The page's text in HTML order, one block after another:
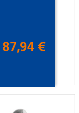
87,94 €